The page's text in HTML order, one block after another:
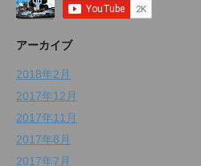
アーカイブ
2018年2月
2017年12月
2017年11月
2017年8月
2017年7月